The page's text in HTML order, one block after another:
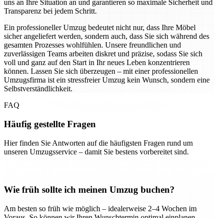
uns an Ihre Situation an und garantieren so maximale Sicherheit und
Transparenz bei jedem Schritt.
Ein professioneller Umzug bedeutet nicht nur, dass Ihre Möbel
sicher angeliefert werden, sondern auch, dass Sie sich während des
gesamten Prozesses wohlfühlen. Unsere freundlichen und
zuverlässigen Teams arbeiten diskret und präzise, sodass Sie sich
voll und ganz auf den Start in Ihr neues Leben konzentrieren
können. Lassen Sie sich überzeugen – mit einer professionellen
Umzugsfirma ist ein stressfreier Umzug kein Wunsch, sondern eine
Selbstverständlichkeit.
FAQ
Häufig gestellte Fragen
Hier finden Sie Antworten auf die häufigsten Fragen rund um
unseren Umzugsservice – damit Sie bestens vorbereitet sind.
Wie früh sollte ich meinen Umzug buchen?
Am besten so früh wie möglich – idealerweise 2–4 Wochen im